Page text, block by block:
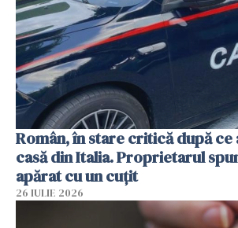
Român, în stare critică după
casă din Italia. Proprietarul
apărat cu un cuțit
26 IULIE 2026